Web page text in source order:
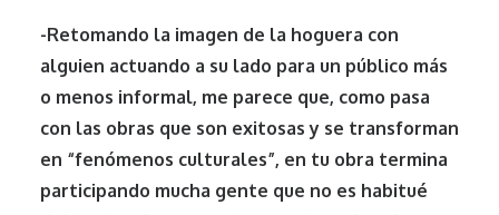
-Retomando la imagen de la hoguera con
alguien actuando a su lado para un público más
o menos informal, me parece que, como pasa
con las obras que son exitosas y se transforman
en “fenómenos culturales”, en tu obra termina
participando mucha gente que no es habitué